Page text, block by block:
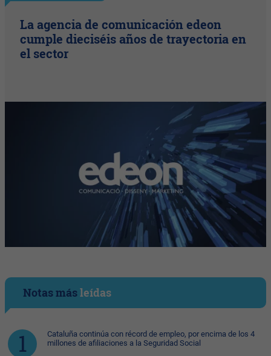
La agencia de comunicación edeon
cumple dieciséis años de trayectoria en
el sector
Notas másleídas
Cataluña continúa con récord de empleo, por encima de los 4
millones de afiliaciones a la Seguridad Social